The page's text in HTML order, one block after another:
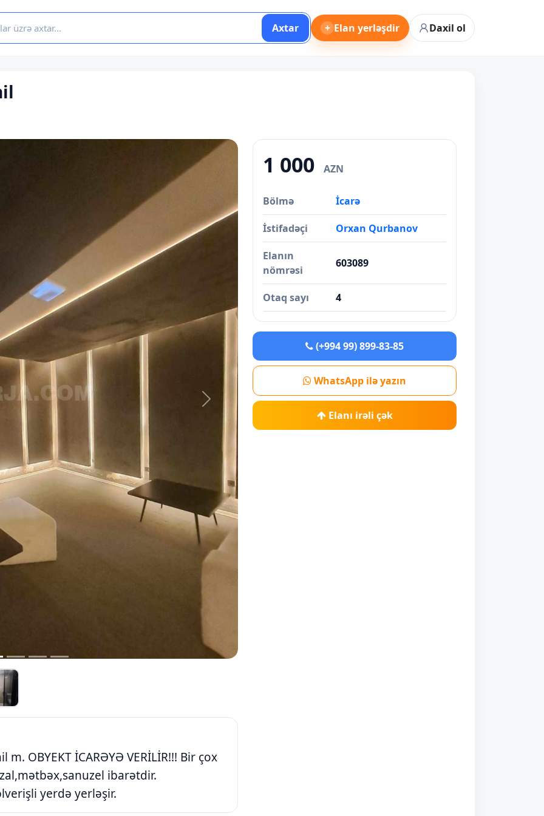
Axtar + Elan yerləşdir Daxil ol
Next
OBYEKT İCARƏYƏ VERİLİR!!! Bir çox
ibarətdir.
yerdə yerləşir.
1 000 AZN
Bölmə İcarə
İstifadəçi Orxan Qurbanov
Elanın
nömrəsi
603089
Otaq sayı 4
(+994 99) 899-83-85
WhatsApp ilə yazın
Elanı irəli çək